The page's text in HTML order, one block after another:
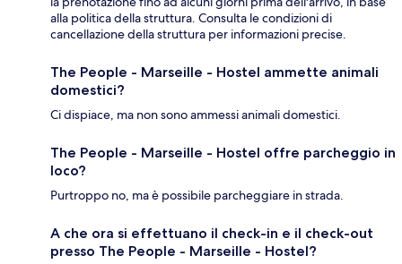
alla politica della struttura. Consulta le condizioni di
cancellazione della struttura per informazioni precise.
The People - Marseille - Hostel ammette animali
domestici?
Ci dispiace, ma non sono ammessi animali domestici.
The People - Marseille - Hostel offre parcheggio in
loco?
Purtroppo no, ma è possibile parcheggiare in strada.
A che ora si effettuano il check-in e il check-out
presso The People - Marseille - Hostel?